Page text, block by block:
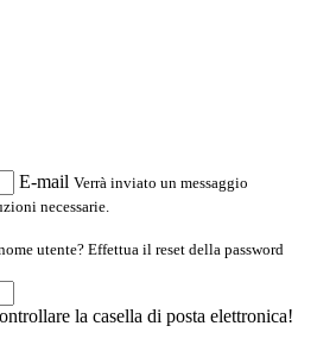
E-mail Verrà inviato un messaggio
necessarie.
utente? Effettua il reset della password
la casella di posta elettronica!